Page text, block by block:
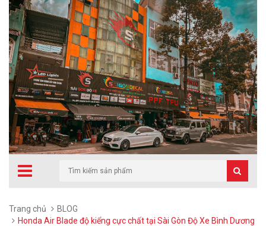
Trang chủ
BLOG
Honda Air Blade độ kiểng cực chất tại Sài Gòn Độ Xe Bình Dương